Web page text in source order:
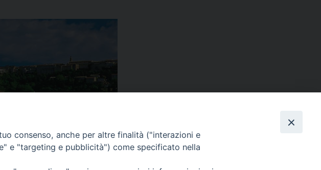
consenso, anche per altre finalità ("interazioni e
e "targeting e pubblicità") come specificato nella